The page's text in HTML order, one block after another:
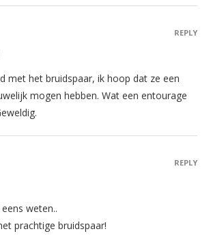
met het bruidspaar, ik hoop dat ze een
mogen hebben. Wat een entourage
REPLY
weten..
prachtige bruidspaar!
REPLY